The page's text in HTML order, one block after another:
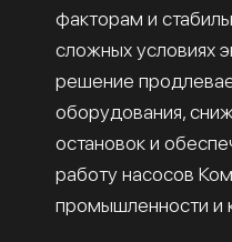
факторам и
сложных условиях
решение
оборудования,
остановок и
работу насосов
промышленности и